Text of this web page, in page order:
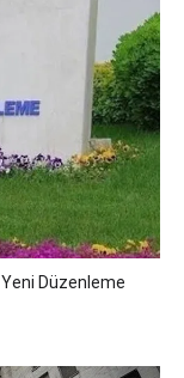
Düzenleme